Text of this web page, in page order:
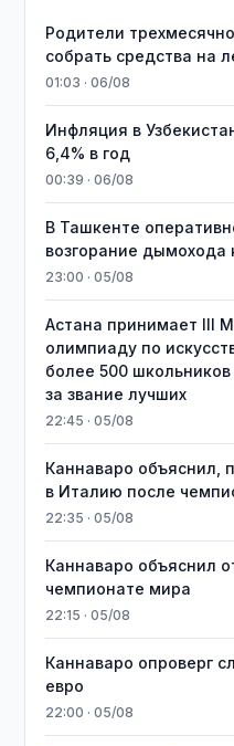
Родители
собрать средства на
01:03 · 06/08
Инфляция в
6,4% в год
00:39 · 06/08
В Ташкенте
возгорание дымохода
23:00 · 05/08
Астана принимает III
олимпиаду по
более 500
за звание лучших
22:45 · 05/08
Каннаваро объяснил,
в Италию после
22:35 · 05/08
Каннаваро объяснил
чемпионате мира
22:15 · 05/08
Каннаваро опроверг
евро
22:00 · 05/08